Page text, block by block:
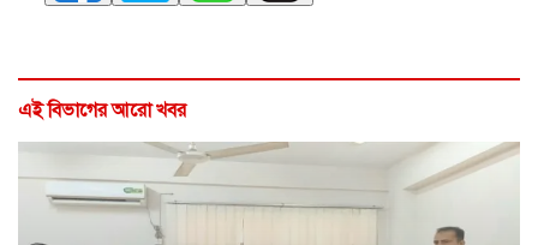
এই বিভাগের আরো খবর